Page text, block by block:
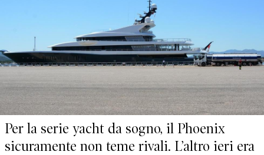
Per la serie yacht da sogno, il Phoenix
sicuramente non teme rivali. L’altro ieri era